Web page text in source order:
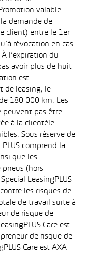
valable
demande de
client) entre le 1er
révocation en cas
l’expiration du
avoir plus de huit
est
de leasing, le
180 000 km. Les
peuvent pas être
à la clientèle
Sous réserve de
comprend la
que les
(hors
LeasingPLUS
les risques de
de travail suite à
de risque de
Care est
preneur de risque de
Care est AXA